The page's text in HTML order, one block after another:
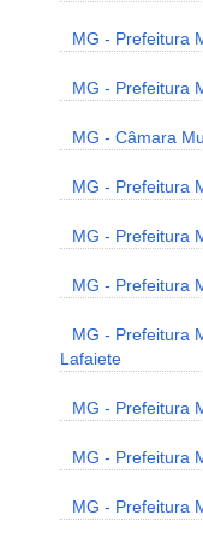
MG - Prefeitura
MG - Prefeitura
MG - Câmara
MG - Prefeitura
MG - Prefeitura
MG - Prefeitura
MG - Prefeitura
Lafaiete
MG - Prefeitura
MG - Prefeitura
MG - Prefeitura